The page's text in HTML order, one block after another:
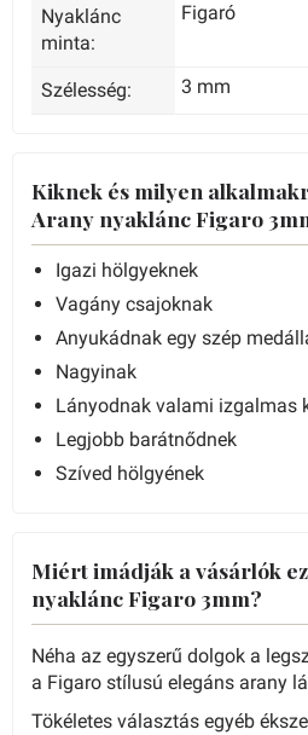
Nyaklánc
minta:
Figaró
Szélesség: 3 mm
Kiknek és milyen
Arany nyaklánc Figaro
Igazi hölgyeknek
Vagány csajoknak
Anyukádnak egy szép
Nagyinak
Lányodnak valami izgalmas
Legjobb barátnődnek
Szíved hölgyének
Miért imádják a vásárlók
nyaklánc Figaro 3mm?
Néha az egyszerű dolgok a
a Figaro stílusú elegáns arany
Tökéletes választás egyéb